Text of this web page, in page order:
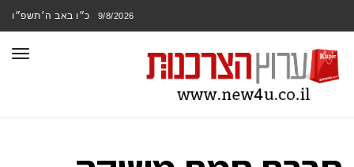
9/8/2026 כ״ו באב ה׳תשפ״ו